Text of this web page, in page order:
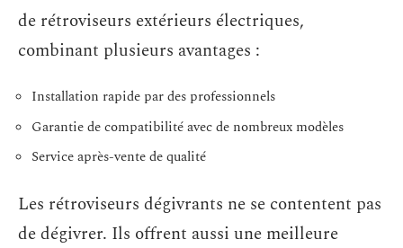
de rétroviseurs extérieurs électriques,
combinant plusieurs avantages :
Installation rapide par des professionnels
Garantie de compatibilité avec de nombreux modèles
Service après-vente de qualité
Les rétroviseurs dégivrants ne se contentent pas
de dégivrer. Ils offrent aussi une meilleure